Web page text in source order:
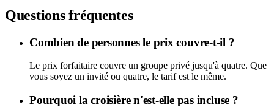
Questions fréquentes
Combien de personnes le prix couvre-t-il ?
Le prix forfaitaire couvre un groupe privé jusqu'à quatre. Que
vous soyez un invité ou quatre, le tarif est le même.
Pourquoi la croisière n'est-elle pas incluse ?